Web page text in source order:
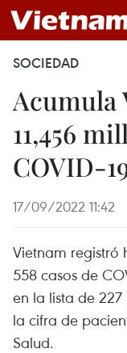
SOCIEDAD
Acumula
11,456
COVID-
17/09/2022 11:42
Vietnam registró
558 casos de
en la lista de
la cifra de
Salud.